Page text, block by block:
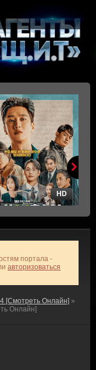
HD
портала -
авторизоваться
[Смотреть Онлайн] »
Онлайн]